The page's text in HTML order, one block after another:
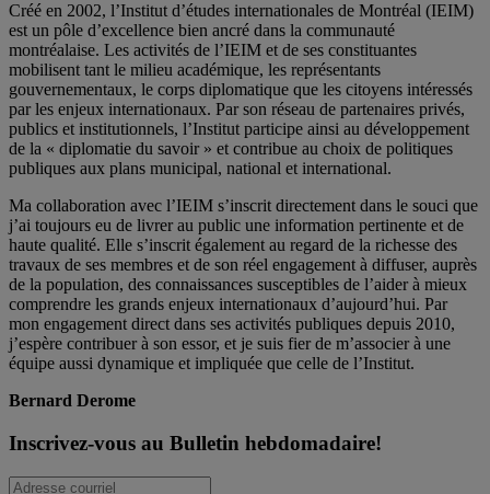
Créé en 2002, l’Institut d’études internationales de Montréal (IEIM)
est un pôle d’excellence bien ancré dans la communauté
montréalaise. Les activités de l’IEIM et de ses constituantes
mobilisent tant le milieu académique, les représentants
gouvernementaux, le corps diplomatique que les citoyens intéressés
par les enjeux internationaux. Par son réseau de partenaires privés,
publics et institutionnels, l’Institut participe ainsi au développement
de la « diplomatie du savoir » et contribue au choix de politiques
publiques aux plans municipal, national et international.
Ma collaboration avec l’IEIM s’inscrit directement dans le souci que
j’ai toujours eu de livrer au public une information pertinente et de
haute qualité. Elle s’inscrit également au regard de la richesse des
travaux de ses membres et de son réel engagement à diffuser, auprès
de la population, des connaissances susceptibles de l’aider à mieux
comprendre les grands enjeux internationaux d’aujourd’hui. Par
mon engagement direct dans ses activités publiques depuis 2010,
j’espère contribuer à son essor, et je suis fier de m’associer à une
équipe aussi dynamique et impliquée que celle de l’Institut.
Bernard Derome
Inscrivez-vous au Bulletin hebdomadaire!